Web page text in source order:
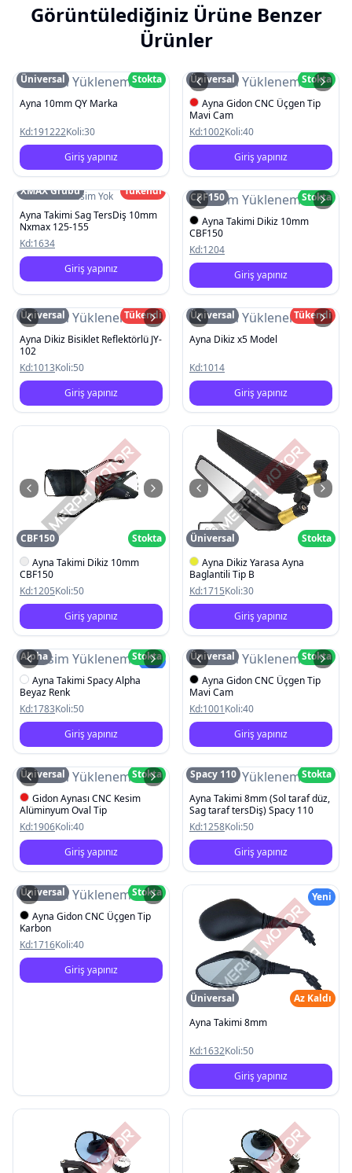
Görüntülediğiniz Ürüne Benzer
Ürünler
Resim Yüklenemedi
Üniversal
Stokta
Ayna 10mm QY Marka
Kd:191222Koli:30
Giriş yapınız
Resim Yüklenemedi
Üniversal
Stokta
Ayna Gidon CNC Üçgen Tip
Mavi Cam
Kd:1002Koli:40
Giriş yapınız
Resim Yok
XMAX Grubu
Tükendi
Ayna Takimi Sag TersDiş 10mm
Nxmax 125-155
Kd:1634
Giriş yapınız
Resim Yüklenemedi
CBF150
Stokta
Ayna Takimi Dikiz 10mm
CBF150
Kd:1204
Giriş yapınız
Resim Yüklenemedi
Üniversal
Tükendi
Ayna Dikiz Bisiklet Reflektörlü JY-
102
Kd:1013Koli:50
Giriş yapınız
Resim Yüklenemedi
Üniversal
Tükendi
Ayna Dikiz x5 Model
Kd:1014
Giriş yapınız
CBF150
Stokta
Ayna Takimi Dikiz 10mm
CBF150
Kd:1205Koli:50
Giriş yapınız
Üniversal
Stokta
Ayna Dikiz Yarasa Ayna
Baglantili Tip B
Kd:1715Koli:30
Giriş yapınız
Resim YüklenemediYeni
Alpha
Stokta
Ayna Takimi Spacy Alpha
Beyaz Renk
Kd:1783Koli:50
Giriş yapınız
Resim Yüklenemedi
Üniversal
Stokta
Ayna Gidon CNC Üçgen Tip
Mavi Cam
Kd:1001Koli:40
Giriş yapınız
Resim Yüklenemedi
Üniversal
Stokta
Gidon Aynası CNC Kesim
Alüminyum Oval Tip
Kd:1906Koli:40
Giriş yapınız
Resim Yüklenemedi
Spacy 110
Stokta
Ayna Takimi 8mm (Sol taraf düz,
Sag taraf tersDiş) Spacy 110
Kd:1258Koli:50
Giriş yapınız
Resim Yüklenemedi
Üniversal
Stokta
Ayna Gidon CNC Üçgen Tip
Karbon
Kd:1716Koli:40
Giriş yapınız
Yeni
Üniversal
Az Kaldı
Ayna Takimi 8mm
Kd:1632Koli:50
Giriş yapınız